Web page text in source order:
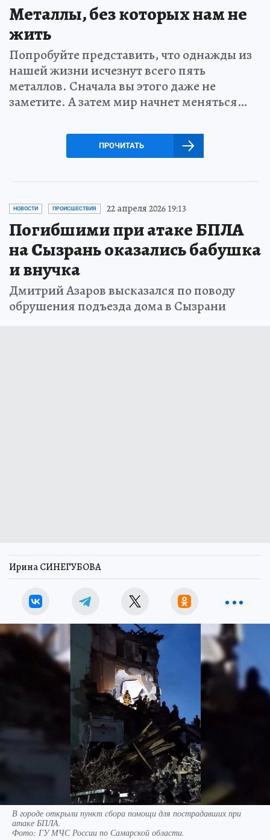
Металлы, без которых нам не
жить
Попробуйте представить, что однажды из
нашей жизни исчезнут всего пять
металлов. Сначала вы этого даже не
заметите. А затем мир начнет меняться…
ПРОЧИТАТЬ
НОВОСТИ ПРОИСШЕСТВИЯ 22 апреля 2026 19:13
Погибшими при атаке БПЛА
на Сызрань оказались бабушка
и внучка
Дмитрий Азаров высказался по поводу
обрушения подъезда дома в Сызрани
Ирина СИНЕГУБОВА
В городе открыли пункт сбора помощи для пострадавших при
атаке БПЛА.
Фото: ГУ МЧС России по Самарской области.